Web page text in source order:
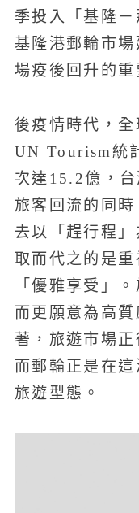
季投入「基隆
基隆港郵輪市
場疫後回升的重
後疫情時代，
UN Tourism統
次達15.2億，
旅客回流的同
去以「趕行程」
取而代之的是
「優雅享受」
而更願意為高
著，旅遊市場正
而郵輪正是在
旅遊型態。